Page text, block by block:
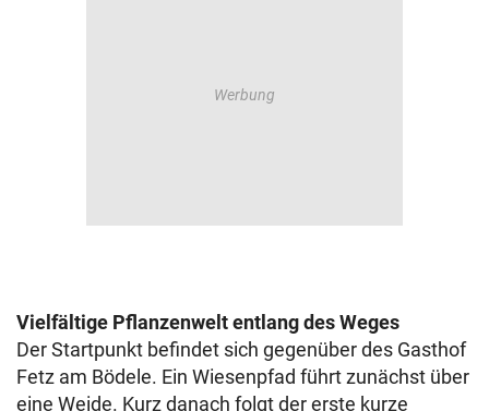
Vielfältige Pflanzenwelt entlang des Weges
Der Startpunkt befindet sich gegenüber des Gasthof
Fetz am Bödele. Ein Wiesenpfad führt zunächst über
eine Weide. Kurz danach folgt der erste kurze